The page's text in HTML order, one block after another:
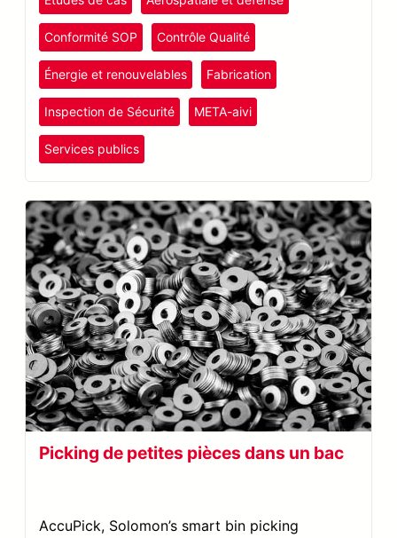
résultats de détection avec un horodatage.
Conformité SOP Contrôle Qualité
Énergie et renouvelables Fabrication
Inspection de Sécurité META-aivi
Services publics
Picking de petites pièces dans un bac
AccuPick, Solomon’s smart bin picking